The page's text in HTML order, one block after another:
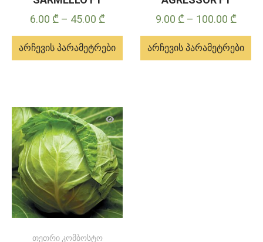
6.00 ₾ – 45.00 ₾Price
range:
6.00 ₾
არჩევის პარამეტრები
აქვს
მრავალი
ვარიანტი.
ვარიანტები
შეიძლება
შეირჩეს
პროდუქტის
გვერდზე
9.00 ₾ – 100.00 ₾Price
9.00
არჩევის პარამეტრები
თეთრი კომბოსტო